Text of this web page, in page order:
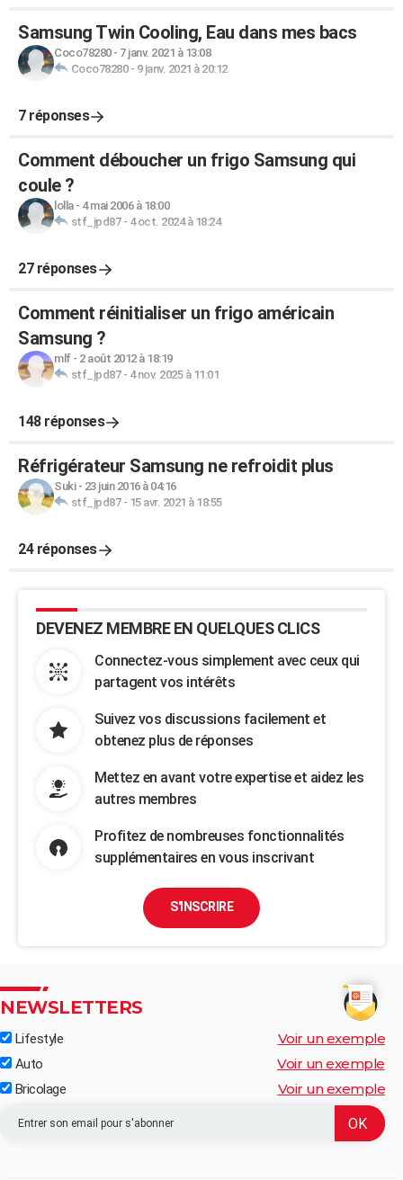
Samsung Twin Cooling, Eau dans mes bacs
Coco78280- 7 janv. 2021 à 13:08
Coco78280- 9 janv. 2021 à 20:12
7 réponses
Comment déboucher un frigo Samsung qui
coule ?
lolla- 4 mai 2006 à 18:00
stf_jpd87- 4 oct. 2024 à 18:24
27 réponses
Comment réinitialiser un frigo américain
Samsung ?
mlf- 2 août 2012 à 18:19
stf_jpd87- 4 nov. 2025 à 11:01
148 réponses
Réfrigérateur Samsung ne refroidit plus
Suki- 23 juin 2016 à 04:16
stf_jpd87- 15 avr. 2021 à 18:55
24 réponses
DEVENEZ MEMBRE EN QUELQUES CLICS
Connectez-vous simplement avec ceux qui
partagent vos intérêts
Suivez vos discussions facilement et
obtenez plus de réponses
Mettez en avant votre expertise et aidez les
autres membres
Profitez de nombreuses fonctionnalités
supplémentaires en vous inscrivant
S'INSCRIRE
NEWSLETTERS
Lifestyle Voir un exemple
Auto Voir un exemple
Bricolage Voir un exemple